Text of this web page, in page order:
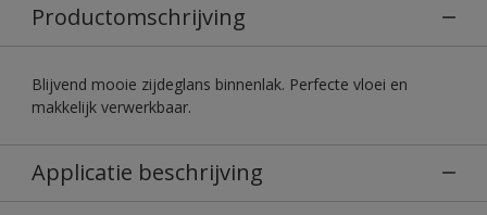
Productomschrijving
Blijvend mooie zijdeglans binnenlak. Perfecte vloei en
makkelijk verwerkbaar.
Applicatie beschrijving